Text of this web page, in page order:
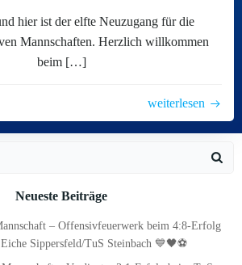
hier ist der elfte Neuzugang für die
Mannschaften. Herzlich willkommen
beim […]
weiterlesen
Neueste Beiträge
– Offensivfeuerwerk beim 4:8-Erfolg
Sippersfeld/TuS Steinbach 💙🖤⚽